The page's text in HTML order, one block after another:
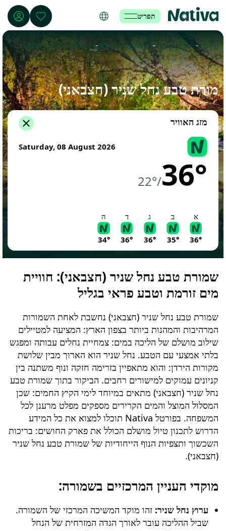
תפריט
דף הבית-מקומות מעניינים-מקומות מעניינים בצפון-מורת טבע נחל שניר (חצבאני)
מורת טבע נחל שניר (חצבאני)
מזג האוויר
Saturday, 08 August 2026
36°
/
22°
א
36°
ב
35°
ג
36°
ד
36°
ה
34°
שמורת טבע נחל שניר (חצבאני): חוויית
מים זורמת וטבע פראי בגליל
שמורת טבע נחל שניר (חצבאני) נחשבת לאחת השמורות
המרהיבות והמהנות ביותר בצפון הארץ: המציעה למטיילים
שילוב מושלם של הליכה במים: צמחיית נחלים עבותה ומפגש
בלתי אמצעי עם הטבע. נחל שניר הוא הארוך מבין שלושת
מקורות הירדן: והוא מתאפיין בזרימה חזקה ונוף משתנה בין
קניונים עמוקים למישורים רחבים. הביקור בתוך שמורת טבע
נחל שניר (חצבאני) מתאים במיוחד לימי הקיץ החמים: שכן
המסלול המוצל והמים הקרירים מספקים מפלט מרענן לכל
המשפחה. בפורטל Nativa תוכלו למצוא את כל המידע
הדרוש לתכנון טיול מושלם הכולל את פארק החושים: בריכות
השכשוך ותצפיות הנוף הייחודיות של שמורת טבע נחל שניר
(חצבאני).
מוקדי העניין המרכזיים בשמורה:
ערוץ נחל שניר: זהו מוקד המשיכה המרכזי של השמורה.
שביל ההליכה עובר לאורך הגדה המזרחית של הנחל